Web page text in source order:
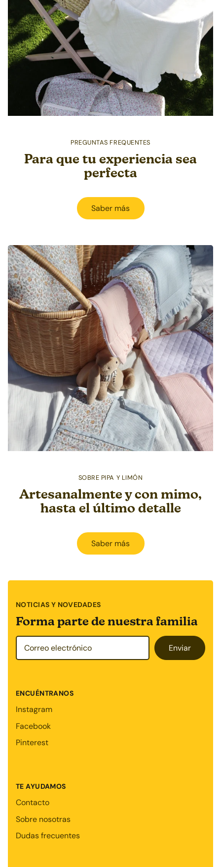
PREGUNTAS FREQUENTES
Para que tu experiencia sea
perfecta
Saber más
SOBRE PIPA Y LIMÓN
Artesanalmente y con mimo,
hasta el último detalle
Saber más
NOTICIAS Y NOVEDADES
Forma parte de nuestra familia
Enviar
ENCUÉNTRANOS
Instagram
Facebook
Pinterest
TE AYUDAMOS
Contacto
Sobre nosotras
Dudas frecuentes